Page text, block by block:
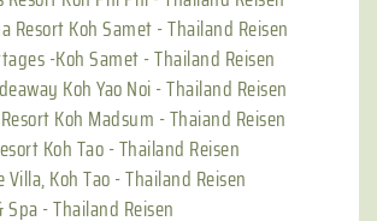
Resort Koh Samet - Thailand Reisen
-Koh Samet - Thailand Reisen
Koh Yao Noi - Thailand Reisen
Koh Madsum - Thaiand Reisen
Koh Tao - Thailand Reisen
Villa, Koh Tao - Thailand Reisen
Spa - Thailand Reisen